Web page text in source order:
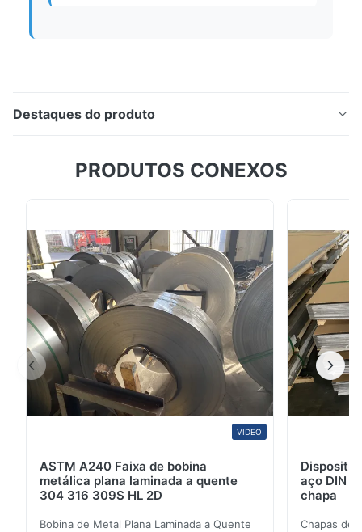
Destaques do produto
barra redonda de aço inoxidável Visão geral do
316L e 310S são projetadas para construção,
infraestrutura, equipamentos industriais e sistemas ...
PRODUTOS CONEXOS
VIDEO
ASTM A240 Faixa de bobina
metálica plana laminada a quente
304 316 309S HL 2D
Bobina de Metal Plana Laminada a Quente
aço DIN
chapa
Chapas de